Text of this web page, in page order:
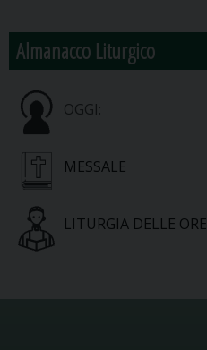
Almanacco Liturgico
OGGI:
MESSALE
LITURGIA DELLE ORE